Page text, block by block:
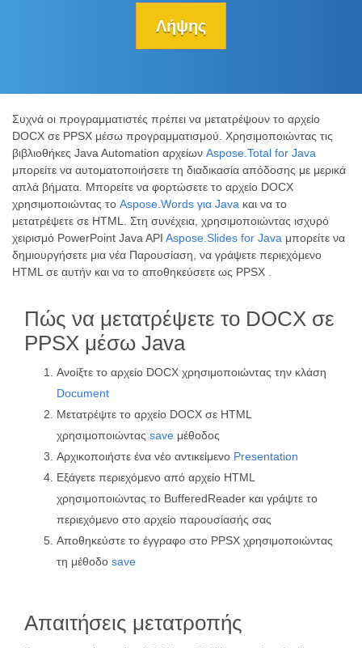
Λήψης
Συχνά οι προγραμματιστές πρέπει να μετατρέψουν το αρχείο
DOCX σε PPSX μέσω προγραμματισμού. Χρησιμοποιώντας τις
βιβλιοθήκες Java Automation αρχείων Aspose.Total for Java
μπορείτε να αυτοματοποιήσετε τη διαδικασία απόδοσης με μερικά
απλά βήματα. Μπορείτε να φορτώσετε το αρχείο DOCX
χρησιμοποιώντας το Aspose.Words για Java και να το
μετατρέψετε σε HTML. Στη συνέχεια, χρησιμοποιώντας ισχυρό
χειρισμό PowerPoint Java API Aspose.Slides for Java μπορείτε να
δημιουργήσετε μια νέα Παρουσίαση, να γράψετε περιεχόμενο
HTML σε αυτήν και να το αποθηκεύσετε ως PPSX .
Πώς να μετατρέψετε το DOCX σε
PPSX μέσω Java
Ανοίξτε το αρχείο DOCX χρησιμοποιώντας την κλάση
Document
Μετατρέψτε το αρχείο DOCX σε HTML
χρησιμοποιώντας save μέθοδος
Αρχικοποιήστε ένα νέο αντικείμενο Presentation
Εξάγετε περιεχόμενο από αρχείο HTML
χρησιμοποιώντας το BufferedReader και γράψτε το
περιεχόμενο στο αρχείο παρουσίασής σας
Αποθηκεύστε το έγγραφο στο PPSX χρησιμοποιώντας
τη μέθοδο save
Απαιτήσεις μετατροπής